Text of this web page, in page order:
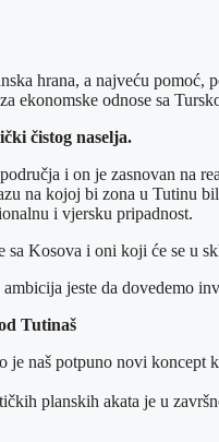
hrana, a najveću
ekonomske odnose sa
čistog naselja.
i on je zasnovan na
na kojoj bi zona u Tutinu
i vjersku pripadnost.
sa Kosova i oni koji će se u
jeste da dovedemo
Tutinaš
naš potpuno novi koncept
planskih akata je u